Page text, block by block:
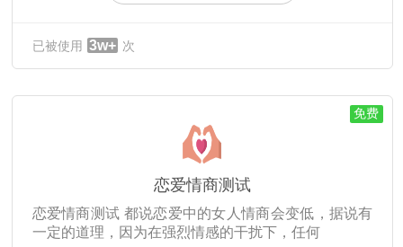
已被使用 3w+ 次
免费
恋爱情商测试
恋爱情商测试 都说恋爱中的女人情商会变低，据说有
一定的道理，因为在强烈情感的干扰下，任何